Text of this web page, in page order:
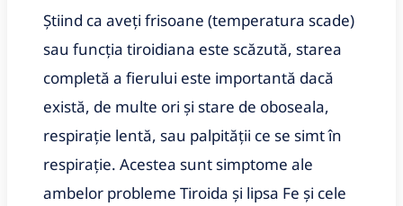
Știind ca aveți frisoane (temperatura scade)
sau funcția tiroidiana este scăzută, starea
completă a fierului este importantă dacă
există, de multe ori și stare de oboseala,
respirație lentă, sau palpității ce se simt în
respirație. Acestea sunt simptome ale
ambelor probleme Tiroida și lipsa Fe și cele